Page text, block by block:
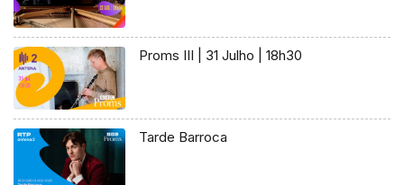
Proms III | 31 Julho | 18h30
Tarde Barroca